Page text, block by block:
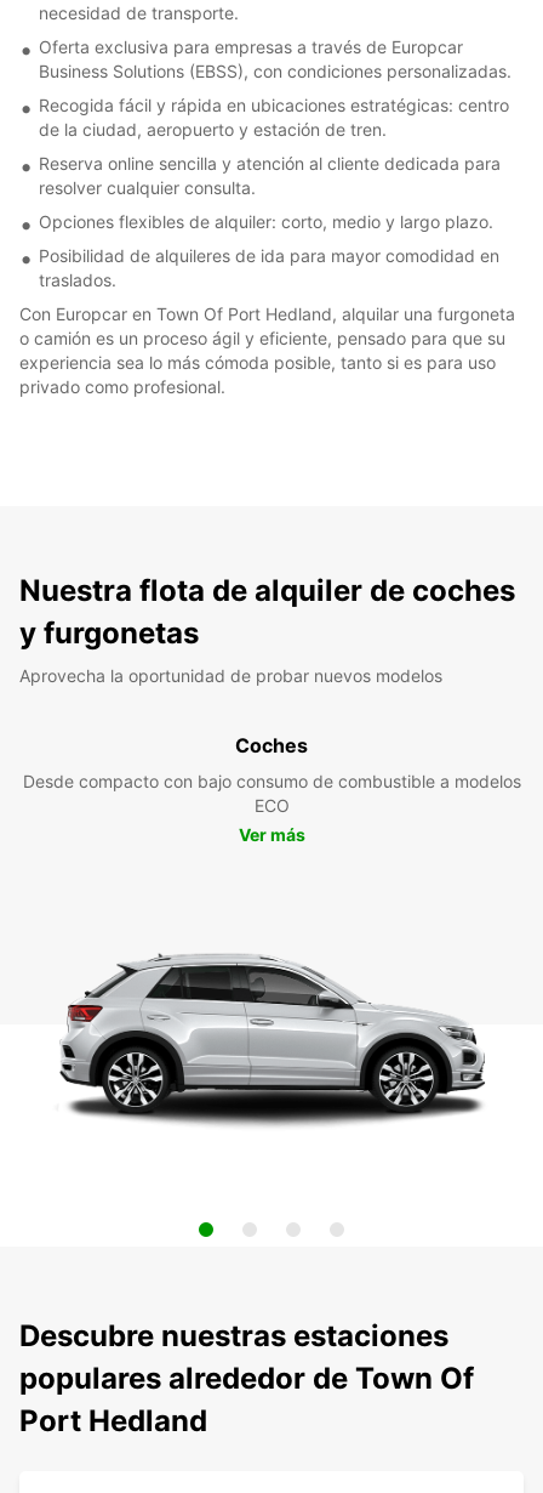
necesidad de transporte.
Oferta exclusiva para empresas a través de Europcar
Business Solutions (EBSS), con condiciones personalizadas.
Recogida fácil y rápida en ubicaciones estratégicas: centro
de la ciudad, aeropuerto y estación de tren.
Reserva online sencilla y atención al cliente dedicada para
resolver cualquier consulta.
Opciones flexibles de alquiler: corto, medio y largo plazo.
Posibilidad de alquileres de ida para mayor comodidad en
traslados.
Con Europcar en Town Of Port Hedland, alquilar una furgoneta
o camión es un proceso ágil y eficiente, pensado para que su
experiencia sea lo más cómoda posible, tanto si es para uso
privado como profesional.
Nuestra flota de alquiler de coches
y furgonetas
Aprovecha la oportunidad de probar nuevos modelos
Coches
Desde compacto con bajo consumo de combustible a modelos
ECO
Ver más
Descubre nuestras estaciones
populares alrededor de Town Of
Port Hedland